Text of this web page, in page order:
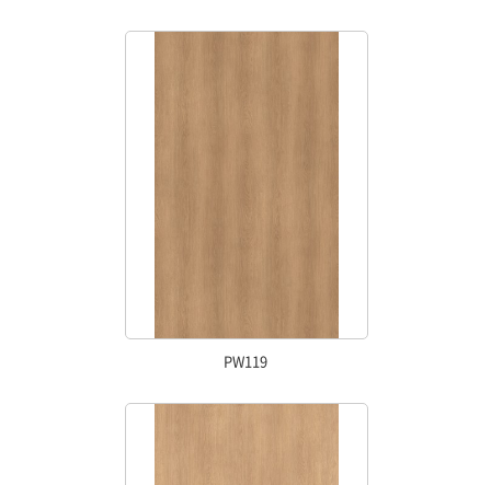
PW119